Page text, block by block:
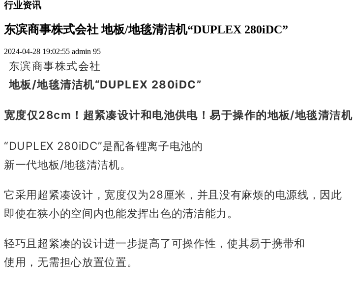
行业资讯
东滨商事株式会社 地板/地毯清洁机“DUPLEX 280iDC”
2024-04-28 19:02:55 admin 95
东滨商事株式会社
地板/地毯清洁机“DUPLEX 280iDC”
宽度仅28cm！ 超紧凑设计和电池供电！易于操作的地板/地毯清洁机
“DUPLEX 280iDC”是配备锂离子电池的
新一代地板/地毯清洁机。
它采用超紧凑设计，宽度仅为28厘米，并且没有麻烦的电源线，因此
即使在狭小的空间内也能发挥出色的清洁能力。
轻巧且超紧凑的设计进一步提高了可操作性，使其易于携带和
使用，无需担心放置位置。